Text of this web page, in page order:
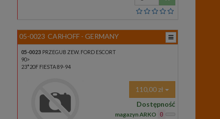
ilość
05-0023 CARHOFF - GERMANY
05-0023 PRZEGUB ZEW. FORD ESCORT
90>
23*20F FIESTA 89-94
110,00 zł
Dostępność
magazyn ARKO 0